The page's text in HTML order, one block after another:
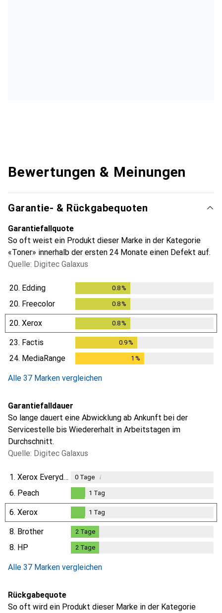
Bewertungen & Meinungen
Garantie- & Rückgabequoten
Garantiefallquote
So oft weist ein Produkt dieser Marke in der Kategorie
«Toner» innerhalb der ersten 24 Monate einen Defekt auf.
Quelle: Digitec Galaxus
20. Edding 0.8 %
20. Freecolor 0.8 %
20. Xerox 0.8 %
23. Factis 0.9%
24. MediaRange 1 %
Alle 37 Marken vergleichen
Garantiefalldauer
So lange dauert eine Abwicklung ab Ankunft bei der
Servicestelle bis Wiedererhalt in Arbeitstagen im
Durchschnitt.
Quelle: Digitec Galaxus
1. Xerox Everyday 0Tage i
6. Peach
1Tag
1 Tag
6. Xerox
1Tag
1 Tag
8. Brother 2 Tage
8. HP 2 Tage
Alle 37 Marken vergleichen
Rückgabequote
So oft wird ein Produkt dieser Marke in der Kategorie